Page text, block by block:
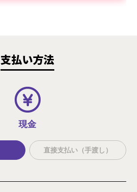
支払い方法
現金
直接支払い（手渡し）